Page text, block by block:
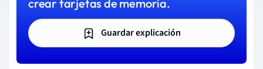
crear tarjetas de memoria.
Guardar explicación